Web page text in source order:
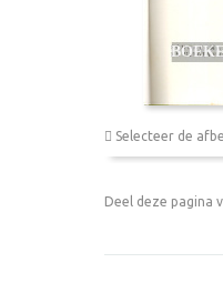
Selecteer de
Deel deze pagina